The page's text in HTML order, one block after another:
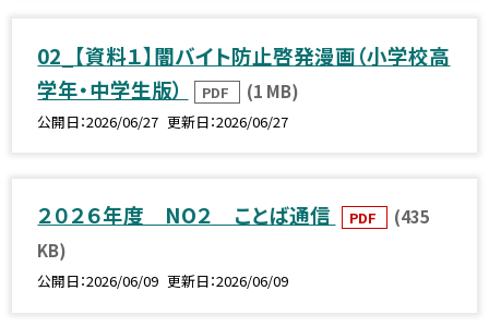
02_【資料１】闇バイト防止啓発漫画（小学校高
学年・中学生版）
PDF (1 MB)
公開日 2026/06/27 更新日 2026/06/27
２０２６年度 NO２ ことば通信 PDF
(435
KB)
公開日 2026/06/09 更新日 2026/06/09